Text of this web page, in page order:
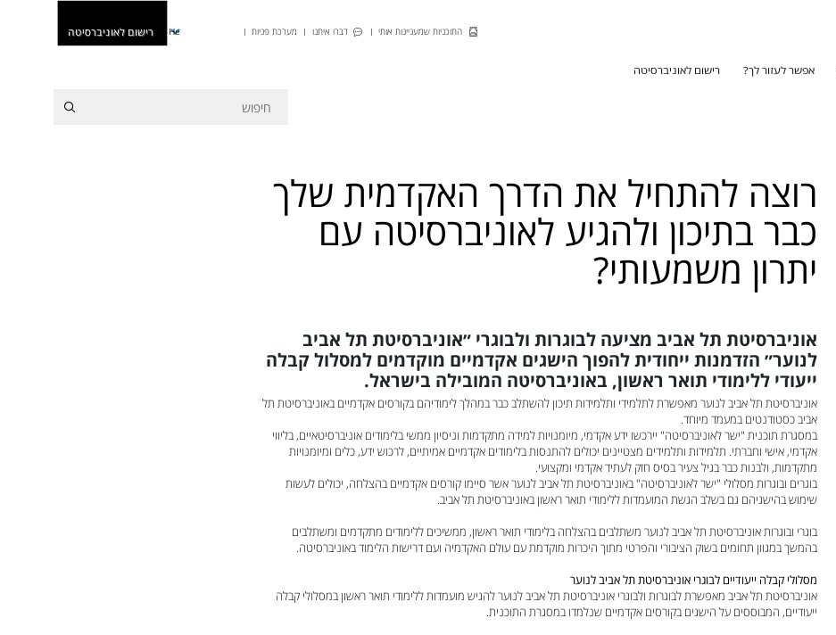
התוכניות שמעניינות אותי דברו איתנו מערכת פניות He רישום לאוניברסיטה
אפשר לעזור לך? רישום לאוניברסיטה
רוצה להתחיל את הדרך האקדמית שלך
כבר בתיכון ולהגיע לאוניברסיטה עם
יתרון משמעותי?
אוניברסיטת תל אביב מציעה לבוגרות ולבוגרי ״אוניברסיטת תל אביב
לנוער״ הזדמנות ייחודית להפוך הישגים אקדמיים מוקדמים למסלול קבלה
ייעודי ללימודי תואר ראשון, באוניברסיטה המובילה בישראל.
אוניברסיטת תל אביב לנוער מאפשרת לתלמידי ותלמידות תיכון להשתלב כבר במהלך לימודיהם בקורסים אקדמיים באוניברסיטת תל
אביב כסטודנטים במעמד מיוחד.
במסגרת תוכנית "ישר לאוניברסיטה" יירכשו ידע אקדמי, מיומנויות למידה מתקדמות וניסיון ממשי בלימודים אוניברסיטאיים, בליווי
אקדמי, אישי וחברתי. תלמידות ותלמידים מצטיינים יכולים להתנסות בלימודים אקדמיים אמיתיים, לרכוש ידע, כלים ומיומנויות
מתקדמות, ולבנות כבר בגיל צעיר בסיס חזק לעתיד אקדמי ומקצועי.
בוגרים ובוגרות מסלולי "ישר לאוניברסיטה" באוניברסיטת תל אביב לנוער אשר סיימו קורסים אקדמיים בהצלחה, יכולים לעשות
שימוש בהישגיהם גם בשלב הגשת המועמדות ללימודי תואר ראשון באוניברסיטת תל אביב.
בוגרי ובוגרות אוניברסיטת תל אביב לנוער משתלבים בהצלחה בלימודי תואר ראשון, ממשיכים ללימודים מתקדמים ומשתלבים
בהמשך במגוון תחומים בשוק הציבורי והפרטי מתוך היכרות מוקדמת עם עולם האקדמיה ועם דרישות הלימוד באוניברסיטה.
מסלולי קבלה ייעודיים לבוגרי אוניברסיטת תל אביב לנוער
אוניברסיטת תל אביב מאפשרת לבוגרות ולבוגרי אוניברסיטת תל אביב לנוער להגיש מועמדות ללימודי תואר ראשון במסלולי קבלה
ייעודיים, המבוססים על הישגים בקורסים אקדמיים שנלמדו במסגרת התוכנית.